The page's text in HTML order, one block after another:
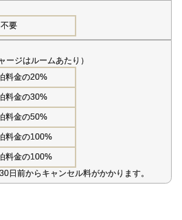
不要
ージはルームあたり）
料金の20%
料金の30%
料金の50%
料金の100%
料金の100%
日前からキャンセル料がかかります。